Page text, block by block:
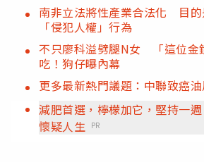
南非立法將性產業合法化 目的
「侵犯人權」行為
不只廖科溢劈腿N女 「這位金
吃！狗仔曝內幕
更多最新熱門議題：中聯致癌
減肥首選，檸檬加它，堅持一
懷疑人生 PR